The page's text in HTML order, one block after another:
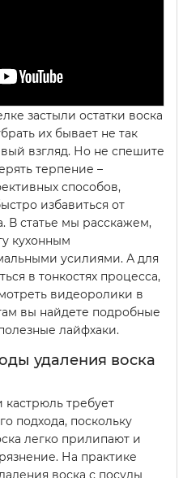
застыли остатки воска
их бывает не так
взгляд. Но не спешите
терпение –
способов,
избавиться от
В статье мы расскажем,
кухонным
усилиями. А для
в тонкостях процесса,
видеоролики в
вы найдете подробные
лайфхаки.
удаления воска
требует
подхода, поскольку
легко прилипают и
На практике
воска с посуды